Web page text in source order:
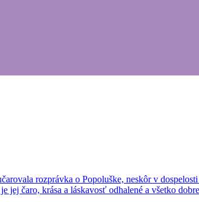
rozprávka o Popoluške, neskôr v
jej čaro, krása a láskavosť odhalené a všetko